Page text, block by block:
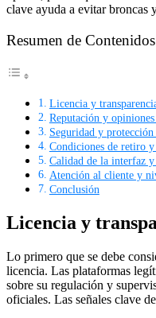
clave ayuda a evitar broncas
Resumen de Contenidos
Licencia y
Reputación y
Seguridad y protección
Condiciones de retiro y
Calidad de la interfaz
Atención al cliente y
Conclusión
Licencia y
Lo primero que se debe
licencia. Las plataformas
sobre su regulación y
oficiales. Las señales clave